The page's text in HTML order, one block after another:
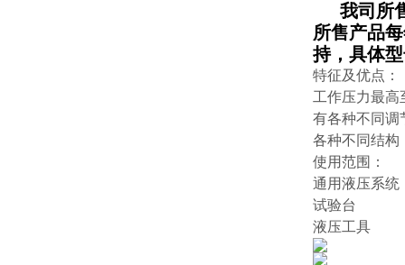
我司所售
所售产品
持，具体
特征及优点：
工作压力最高
有各种不同调
各种不同结构
使用范围：
通用液压系统
试验台
液压工具